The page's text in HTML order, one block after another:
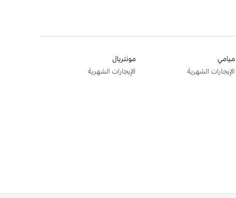
ميامي
الإيجارات الشهرية
مونتريال
الإيجارات الشهرية